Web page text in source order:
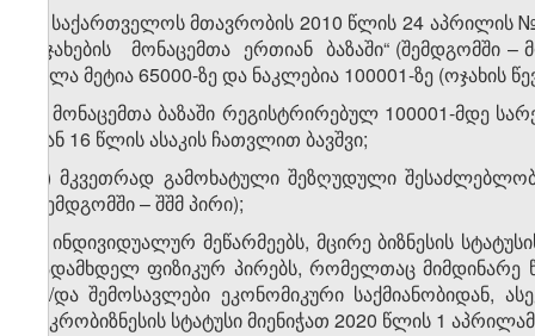
ბ) საქართველოს მთავრობის 2010 წლის 24
ოჯახების მონაცემთა ერთიან ბაზაში“ (შემდგომში
ქულა მეტია 65000-ზე და ნაკლებია 100001-ზე (ოჯახის
გ) მონაცემთა ბაზაში რეგისტრირებულ 100001-მდე
დან 16 წლის ასაკის ჩათვლით ბავშვი;
დ) მკვეთრად გამოხატული შეზღუდული
(შემდგომში – შშმ პირი);
ე) ინდივიდუალურ მეწარმეებს, მცირე ბიზნესის
გადამხდელ ფიზიკურ პირებს, რომელთაც
ან/და შემოსავლები ეკონომიკური საქმიანობიდან,
მიკრობიზნესის სტატუსი მიენიჭათ 2020 წლის 1